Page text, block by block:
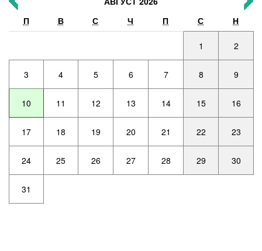
П
В С Ч П С Н
1 2
3 4 5 6 7 8 9
10 11 12 13 14 15 16
17 18 19 20 21 22 23
24 25 26 27 28 29 30
31